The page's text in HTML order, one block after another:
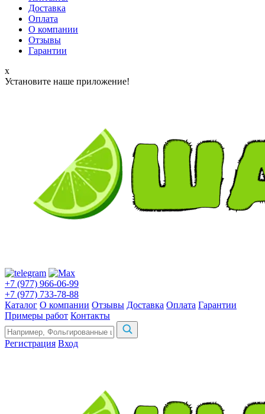
Доставка
Оплата
О компании
Отзывы
Гарантии
x
Установите наше приложение!
+7 (977) 966-06-99
+7 (977) 733-78-88
Каталог О компании Отзывы Доставка Оплата Гарантии
Примеры работ Контакты
Регистрация Вход